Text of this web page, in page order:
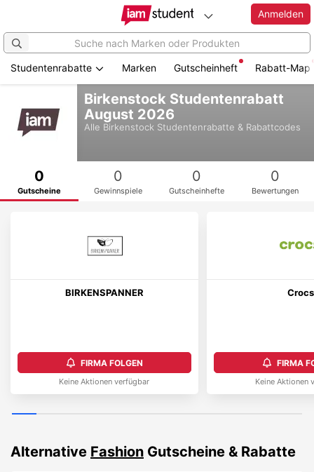
springen
Anmelden
Studentenrabatte Marken Gutscheinheft Rabatt-Map
Birkenstock Studentenrabatt
August 2026
Alle Birkenstock Studentenrabatte & Rabattcodes
0
Gutscheine
0
Gewinnspiele
0
Gutscheinhefte
0
Bewertungen
BIRKENSPANNER
FIRMA FOLGEN
Keine Aktionen verfügbar
Crocs
FIRMA
Keine Aktionen
Alternative Fashion Gutscheine & Rabatte